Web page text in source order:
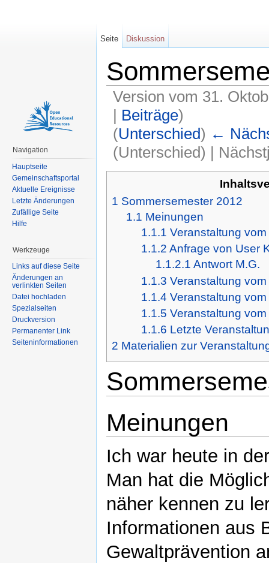
Version vom 31.
| Beiträge)
(Unterschied) ←
(Unterschied) |
1 Sommersemester 2012
1.1 Meinungen
1.1.1 Veranstaltung vom
1.1.2 Anfrage von User
1.1.2.1 Antwort M.G.
1.1.3 Veranstaltung
1.1.4 Veranstaltung
1.1.5 Veranstaltung
1.1.6 Letzte
2 Materialien zur
Meinungen
Ich war heute in
Man hat die
näher kennen zu
Informationen aus
Gewaltprävention
Seite Diskussion
Navigation
Hauptseite
Gemeinschaftsportal
Aktuelle Ereignisse
Letzte Änderungen
Zufällige Seite
Hilfe
Werkzeuge
Links auf diese Seite
Änderungen an
verlinkten Seiten
Datei hochladen
Spezialseiten
Druckversion
Permanenter Link
Seiteninformationen